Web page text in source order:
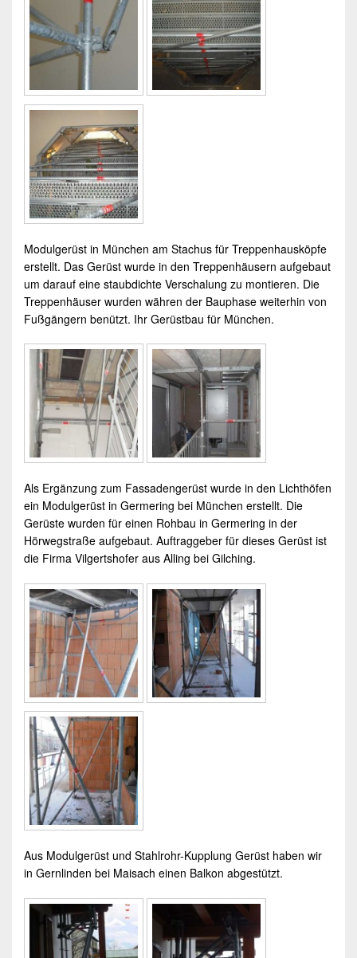
Modulgerüst in München am Stachus für Treppenhausköpfe
erstellt. Das Gerüst wurde in den Treppenhäusern aufgebaut
um darauf eine staubdichte Verschalung zu montieren. Die
Treppenhäuser wurden währen der Bauphase weiterhin von
Fußgängern benützt. Ihr Gerüstbau für München.
Als Ergänzung zum Fassadengerüst wurde in den Lichthöfen
ein Modulgerüst in Germering bei München erstellt. Die
Gerüste wurden für einen Rohbau in Germering in der
Hörwegstraße aufgebaut. Auftraggeber für dieses Gerüst ist
die Firma Vilgertshofer aus Alling bei Gilching.
Aus Modulgerüst und Stahlrohr-Kupplung Gerüst haben wir
in Gernlinden bei Maisach einen Balkon abgestützt.